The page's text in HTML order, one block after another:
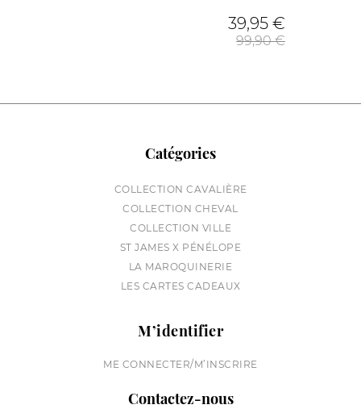
39,95 €
99,90 €
Catégories
COLLECTION CAVALIÈRE
COLLECTION CHEVAL
COLLECTION VILLE
ST JAMES X PÉNÉLOPE
LA MAROQUINERIE
LES CARTES CADEAUX
M’identifier
ME CONNECTER/M’INSCRIRE
Contactez-nous